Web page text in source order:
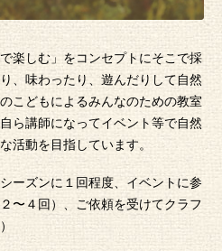
楽しむ」をコンセプトにそこで採
、味わったり、遊んだりして自然
こどもによるみんなのための教室
ら講師になってイベント等で自然
活動を目指しています。
ーズンに１回程度、イベントに参
〜４回）、ご依頼を受けてクラフ